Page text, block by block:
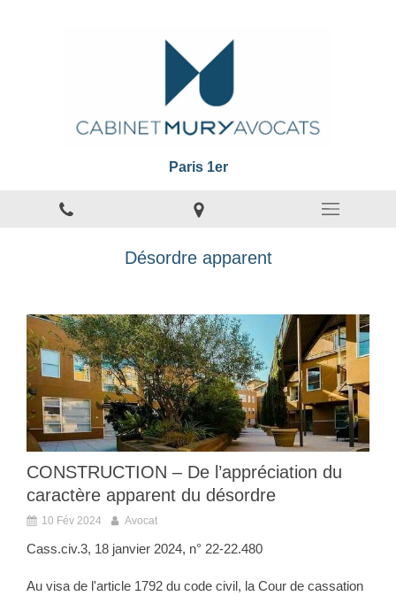
Paris 1er
Désordre apparent
CONSTRUCTION – De l’appréciation du
caractère apparent du désordre
10 Fév 2024 Avocat
Cass.civ.3, 18 janvier 2024, n° 22-22.480
Au visa de l'article 1792 du code civil, la Cour de cassation